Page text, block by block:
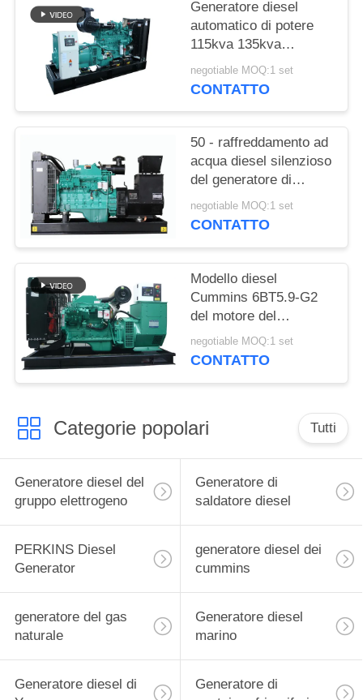
POLICY
Generatore diesel
automatico di potere
115kva 135kva
Cummins con 12 ore di
serbatoio dell'olio
negotiable MOQ:1 set
CONTATTO
50 - raffreddamento ad
acqua diesel silenzioso
del generatore di
1250kva Cummins con
l'alternatore di
negotiable MOQ:1 set
CONTATTO
Modello diesel
Cummins 6BT5.9-G2
del motore del
generatore di
rendimento elevato
negotiable MOQ:1 set
CONTATTO
Categorie popolari Tutti
Generatore diesel del
gruppo elettrogeno
Generatore di
saldatore diesel
PERKINS Diesel
Generator
generatore diesel dei
cummins
generatore del gas
naturale
Generatore diesel
marino
Generatore diesel di
Generatore di